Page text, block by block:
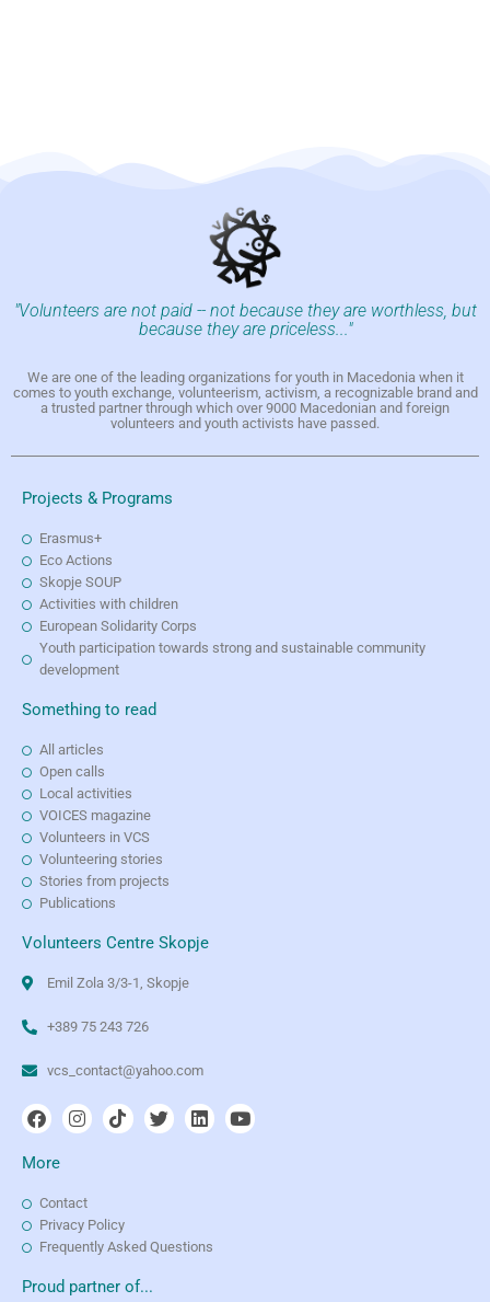
"Volunteers are not paid -- not because they are worthless, but
because they are priceless..."
We are one of the leading organizations for youth in Macedonia when it
comes to youth exchange, volunteerism, activism, a recognizable brand and
a trusted partner through which over 9000 Macedonian and foreign
volunteers and youth activists have passed.
Projects & Programs
Erasmus+
Eco Actions
Skopje SOUP
Activities with children
European Solidarity Corps
Youth participation towards strong and sustainable community
development
Something to read
All articles
Open calls
Local activities
VOICES magazine
Volunteers in VCS
Volunteering stories
Stories from projects
Publications
Volunteers Centre Skopje
Emil Zola 3/3-1, Skopje
+389 75 243 726
vcs_contact@yahoo.com
More
Contact
Privacy Policy
Frequently Asked Questions
Proud partner of...